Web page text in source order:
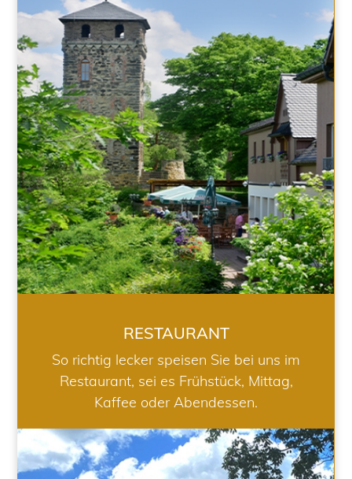
RESTAURANT
RESTAURANT
So richtig lecker speisen Sie bei uns im
Restaurant, sei es Frühstück, Mittag,
Kaffee oder Abendessen.